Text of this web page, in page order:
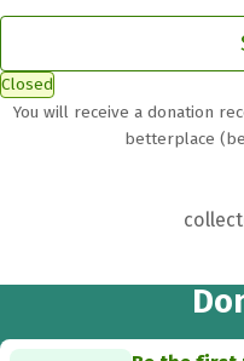
Closed
You will receive a donation
betterplace